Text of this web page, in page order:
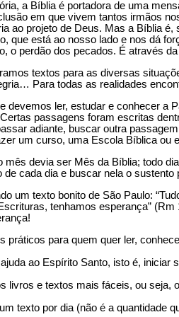
a Bíblia é portadora de uma
em que vivem tantos irmãos
ao projeto de Deus. Mas a Bíblia
que está ao nosso lado e nos dá
o perdão dos pecados. É através
textos para as diversas
Para todas as realidades
devemos ler, estudar e conhecer a
passagens foram escritas
adiante, buscar outra
um curso, uma Escola Bíblica ou
mês devia ser Mês da Bíblia; todo
de cada dia e buscar nela o
um texto bonito de São Paulo:
tenhamos esperança”
práticos para quem quer ler,
ao Espírito Santo, isto é, iniciar
livros e textos mais fáceis, ou
texto por dia (não é a quantidade